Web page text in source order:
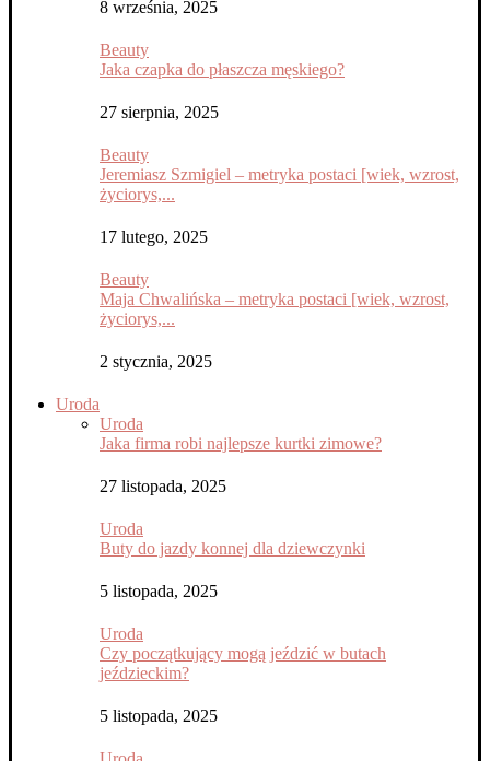
8 września, 2025
Beauty
Jaka czapka do płaszcza męskiego?
27 sierpnia, 2025
Beauty
Jeremiasz Szmigiel – metryka postaci [wiek, wzrost,
życiorys,...
17 lutego, 2025
Beauty
Maja Chwalińska – metryka postaci [wiek, wzrost,
życiorys,...
2 stycznia, 2025
Uroda
Uroda
Jaka firma robi najlepsze kurtki zimowe?
27 listopada, 2025
Uroda
Buty do jazdy konnej dla dziewczynki
5 listopada, 2025
Uroda
Czy początkujący mogą jeździć w butach
jeździeckim?
5 listopada, 2025